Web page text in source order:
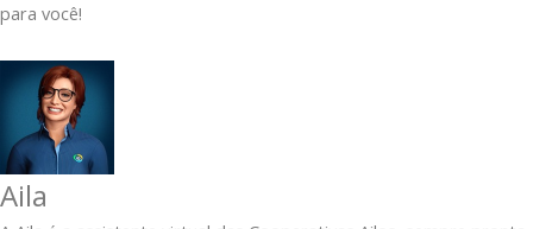
para você!
Aila